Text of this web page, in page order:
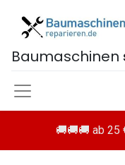
Baumaschinen
🚚🚚🚚 ab 25